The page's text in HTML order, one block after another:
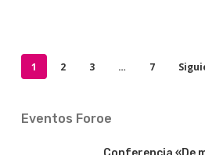
1 2 3 … 7
Eventos Foroe